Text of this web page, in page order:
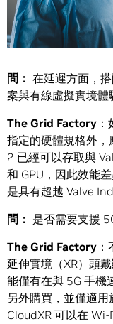
問 ： 在延遲方面，
案與有線虛擬實境體
The Grid Factory
指定的硬體規格外
2 已經可以存取與
和 GPU，因此效能
是具有超越 Valve
問： 是否需要支援
The Grid Factory
延伸實境（XR）頭
能僅有在與 5G 手機
另外購買，並僅適用
CloudXR 可以在 Wi-